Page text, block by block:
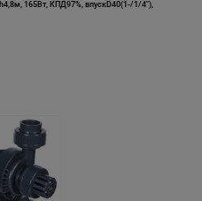
165Вт, КПД97%, впускD40(1-/1/4"),